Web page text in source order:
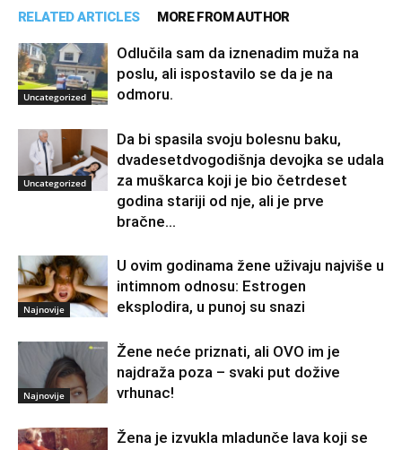
RELATED ARTICLES MORE FROM AUTHOR
Uncategorized
Odlučila sam da iznenadim muža na
poslu, ali ispostavilo se da je na
odmoru.
Uncategorized
Da bi spasila svoju bolesnu baku,
dvadesetdvogodišnja devojka se udala
za muškarca koji je bio četrdeset
godina stariji od nje, ali je prve
bračne...
Najnovije
U ovim godinama žene uživaju najviše u
intimnom odnosu: Estrogen
eksplodira, u punoj su snazi
Najnovije
Žene neće priznati, ali OVO im je
najdraža poza – svaki put dožive
vrhunac!
Žena je izvukla mladunče lava koji se